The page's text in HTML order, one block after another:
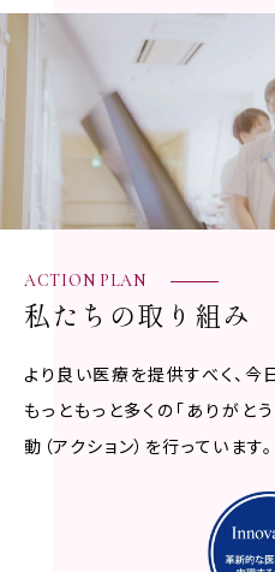
ACTION PLAN
私たちの取り組み
より良い医療を提供すべく、今
もっともっと多くの「ありがと
動（アクション）を行っています。